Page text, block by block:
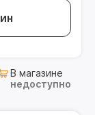
В магазине
недоступно